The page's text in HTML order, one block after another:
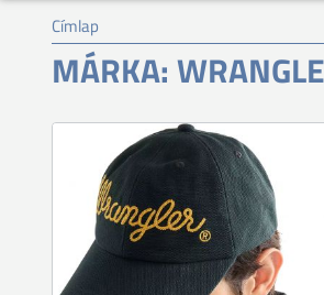
Címlap
MÁRKA: